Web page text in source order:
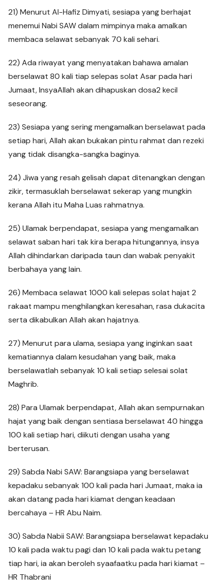
21) Menurut Al-Hafiz Dimyati, sesiapa yang berhajat
menemui Nabi SAW dalam mimpinya maka amalkan
membaca selawat sebanyak 70 kali sehari.
22) Ada riwayat yang menyatakan bahawa amalan
berselawat 80 kali tiap selepas solat Asar pada hari
Jumaat, InsyaAllah akan dihapuskan dosa2 kecil
seseorang.
23) Sesiapa yang sering mengamalkan berselawat pada
setiap hari, Allah akan bukakan pintu rahmat dan rezeki
yang tidak disangka-sangka baginya.
24) Jiwa yang resah gelisah dapat ditenangkan dengan
zikir, termasuklah berselawat sekerap yang mungkin
kerana Allah itu Maha Luas rahmatnya.
25) Ulamak berpendapat, sesiapa yang mengamalkan
selawat saban hari tak kira berapa hitungannya, insya
Allah dihindarkan daripada taun dan wabak penyakit
berbahaya yang lain.
26) Membaca selawat 1000 kali selepas solat hajat 2
rakaat mampu menghilangkan keresahan, rasa dukacita
serta dikabulkan Allah akan hajatnya.
27) Menurut para ulama, sesiapa yang inginkan saat
kematiannya dalam kesudahan yang baik, maka
berselawatlah sebanyak 10 kali setiap selesai solat
Maghrib.
28) Para Ulamak berpendapat, Allah akan sempurnakan
hajat yang baik dengan sentiasa berselawat 40 hingga
100 kali setiap hari, diikuti dengan usaha yang
berterusan.
29) Sabda Nabi SAW: Barangsiapa yang berselawat
kepadaku sebanyak 100 kali pada hari Jumaat, maka ia
akan datang pada hari kiamat dengan keadaan
bercahaya – HR Abu Naim.
30) Sabda Nabii SAW: Barangsiapa berselawat kepadaku
10 kali pada waktu pagi dan 10 kali pada waktu petang
tiap hari, ia akan beroleh syaafaatku pada hari kiamat –
HR Thabrani